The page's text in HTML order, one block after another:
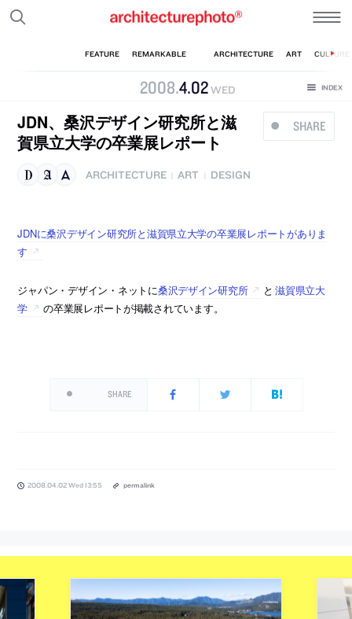
2008.4.02WED
SHARE
JDN、桑沢デザイン研究所と滋
賀県立大学の卒業展レポート
ARCHITECTURE ART DESIGN
JDNに桑沢デザイン研究所と滋賀県立大学の卒業展レポートがありま
す
ジャパン・デザイン・ネットに桑沢デザイン研究所 と 滋賀県立大
学
の卒業展レポートが掲載されています。
SHARE
2008.04.02 Wed 13:55 permalink